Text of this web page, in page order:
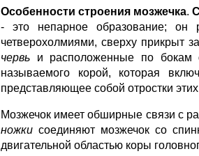
Особенности строения мозжечка.
- это непарное образование; он
четверохолмиями, сверху прикрыт
червь и расположенные по
называемого корой, которая
представляющее собой отростки
Мозжечок имеет обширные связи с
ножки соединяют мозжечок со
двигательной областью коры